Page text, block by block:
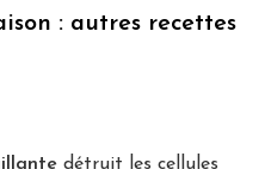
: autres recettes
détruit les cellules